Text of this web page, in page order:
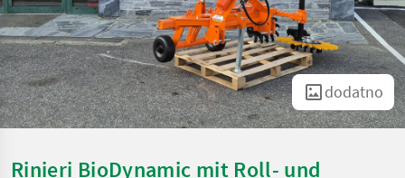
dodatno
Rinieri BioDynamic mit Roll- und